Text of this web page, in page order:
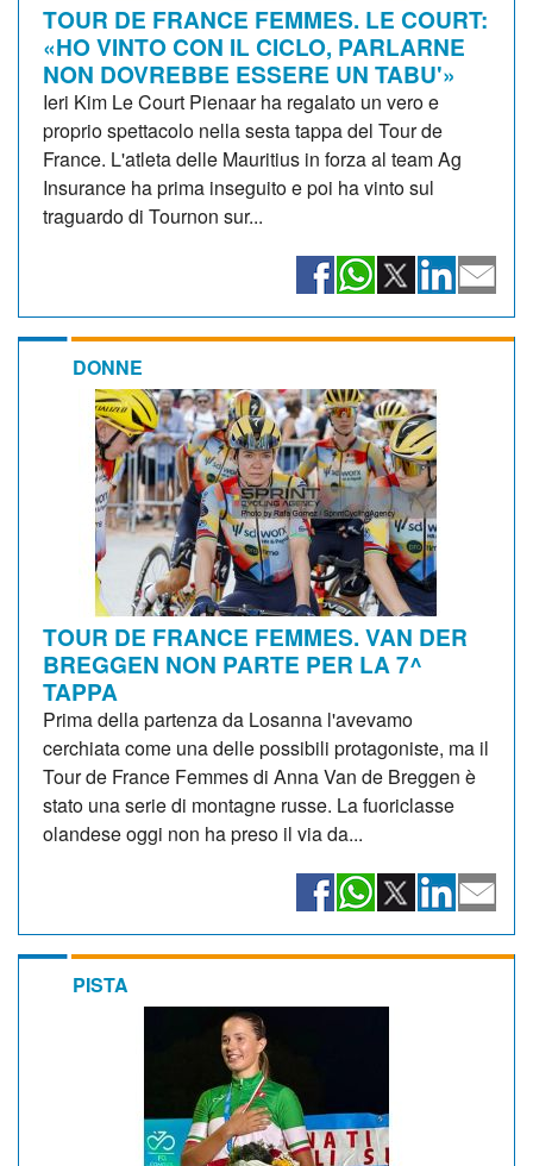
TOUR DE FRANCE FEMMES. LE COURT:
«HO VINTO CON IL CICLO, PARLARNE
NON DOVREBBE ESSERE UN TABU'»
Ieri Kim Le Court Pienaar ha regalato un vero e
proprio spettacolo nella sesta tappa del Tour de
France. L'atleta delle Mauritius in forza al team Ag
Insurance ha prima inseguito e poi ha vinto sul
traguardo di Tournon sur...
DONNE
TOUR DE FRANCE FEMMES. VAN DER
BREGGEN NON PARTE PER LA 7^
TAPPA
Prima della partenza da Losanna l'avevamo
cerchiata come una delle possibili protagoniste, ma il
Tour de France Femmes di Anna Van de Breggen è
stato una serie di montagne russe. La fuoriclasse
olandese oggi non ha preso il via da...
PISTA